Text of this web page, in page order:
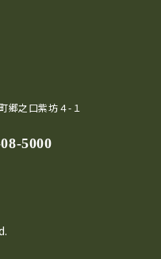
之口紫坊４-１
5000